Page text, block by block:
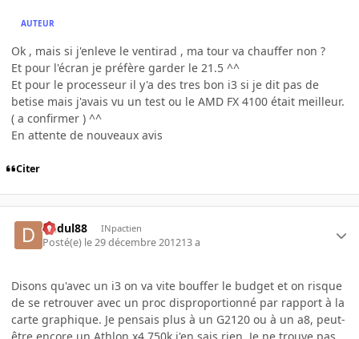
AUTEUR
Ok , mais si j'enleve le ventirad , ma tour va chauffer non ?
Et pour l'écran je préfère garder le 21.5 ^^
Et pour le processeur il y'a des tres bon i3 si je dit pas de
betise mais j'avais vu un test ou le AMD FX 4100 était meilleur.
( a confirmer ) ^^
En attente de nouveaux avis
Citer
dudul88 INpactien
Posté(e) le 29 décembre 201213 a
Disons qu'avec un i3 on va vite bouffer le budget et on risque
de se retrouver avec un proc disproportionné par rapport à la
carte graphique. Je pensais plus à un G2120 ou à un a8, peut-